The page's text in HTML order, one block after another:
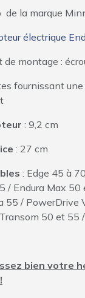
de la marque
électrique
montage :
fournissant
: 9,2 cm
: 27 cm
: Edge 45 à
/ Endura Max 50
55 / PowerDrive
50 et 55
bien votre